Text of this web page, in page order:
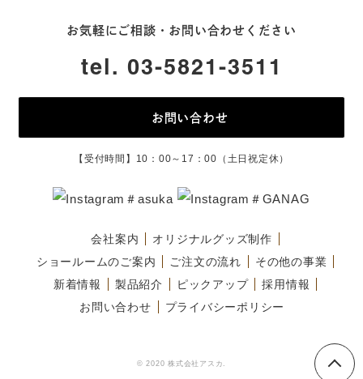
お気軽にご相談・お問い合わせください
tel. 03-5821-3511
お問い合わせ
【受付時間】10：00～17：00（土日祝定休）
＃asuka ＃GANAG
会社案内
オリジナルグッズ制作
ショールームのご案内
ご注文の流れ
その他の事業
新着情報
製品紹介 ピックアップ
採用情報
お問い合わせ
プライバシーポリシー
© 2020 株式会社アスカ.